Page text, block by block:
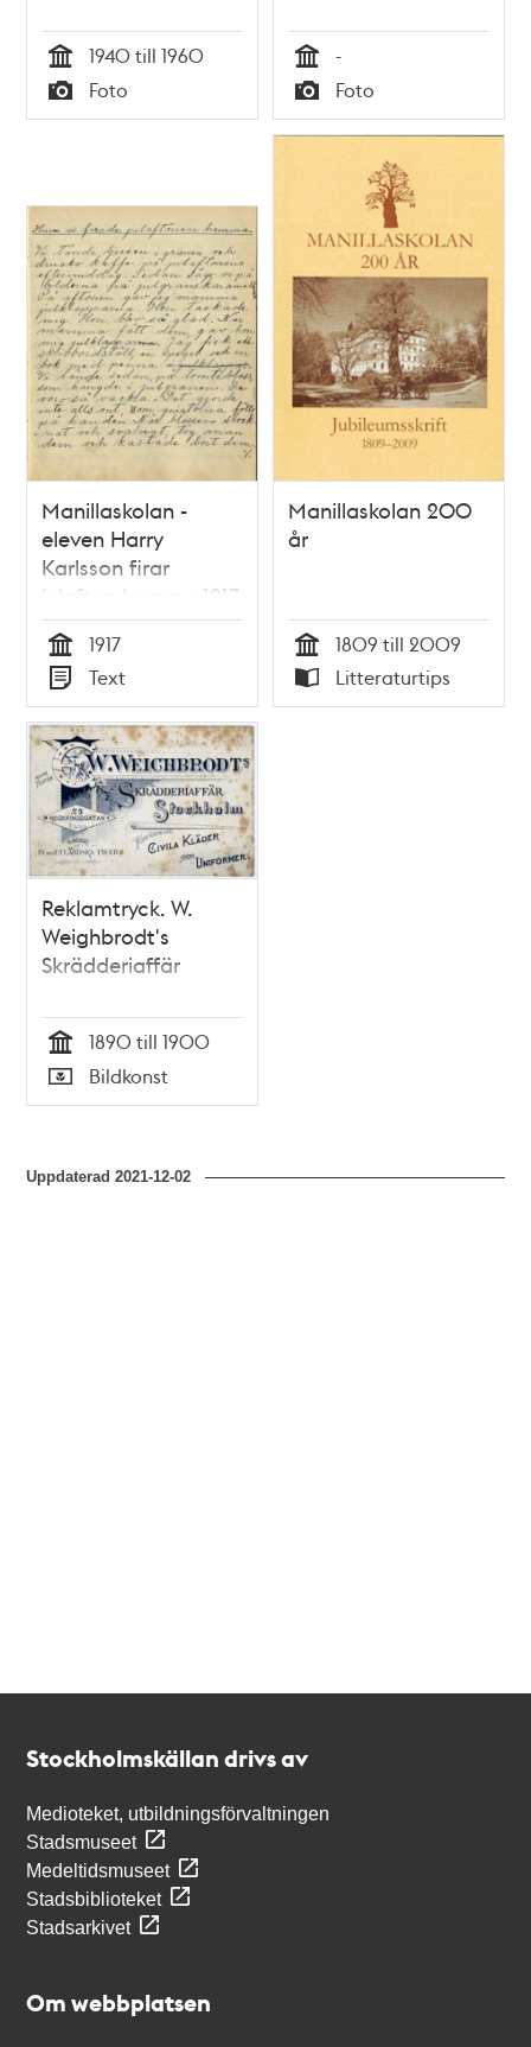
Tid
1940 till 1960
Typ
Foto Tid
-
Typ
Foto
Manillaskolan -
eleven Harry
Karlsson firar
julafton hemma 1917
Tid
1917
Typ
Text
Manillaskolan 200
år
Tid
1809 till 2009
Typ
Litteraturtips
Reklamtryck. W.
Weighbrodt's
Skrädderiaffär
Tid
1890 till 1900
Typ
Bildkonst
Uppdaterad2021-12-02
Stockholmskällan drivs av
Medioteket, utbildningsförvaltningen
Stadsmuseet
Medeltidsmuseet
Stadsbiblioteket
Stadsarkivet
Om webbplatsen